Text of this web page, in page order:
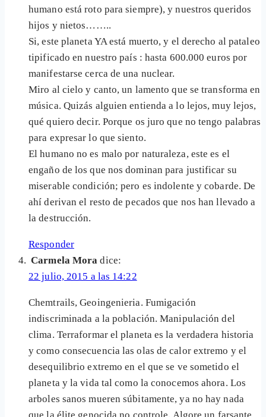
humano está roto para siempre), y nuestros queridos
hijos y nietos……..
Si, este planeta YA está muerto, y el derecho al pataleo
tipificado en nuestro país : hasta 600.000 euros por
manifestarse cerca de una nuclear.
Miro al cielo y canto, un lamento que se transforma en
música. Quizás alguien entienda a lo lejos, muy lejos,
qué quiero decir. Porque os juro que no tengo palabras
para expresar lo que siento.
El humano no es malo por naturaleza, este es el
engaño de los que nos dominan para justificar su
miserable condición; pero es indolente y cobarde. De
ahí derivan el resto de pecados que nos han llevado a
la destrucción.
Responder
Carmela Mora dice:
22 julio, 2015 a las 14:22
Chemtrails, Geoingenieria. Fumigación
indiscriminada a la población. Manipulación del
clima. Terraformar el planeta es la verdadera historia
y como consecuencia las olas de calor extremo y el
desequilibrio extremo en el que se ve sometido el
planeta y la vida tal como la conocemos ahora. Los
arboles sanos mueren súbitamente, ya no hay nada